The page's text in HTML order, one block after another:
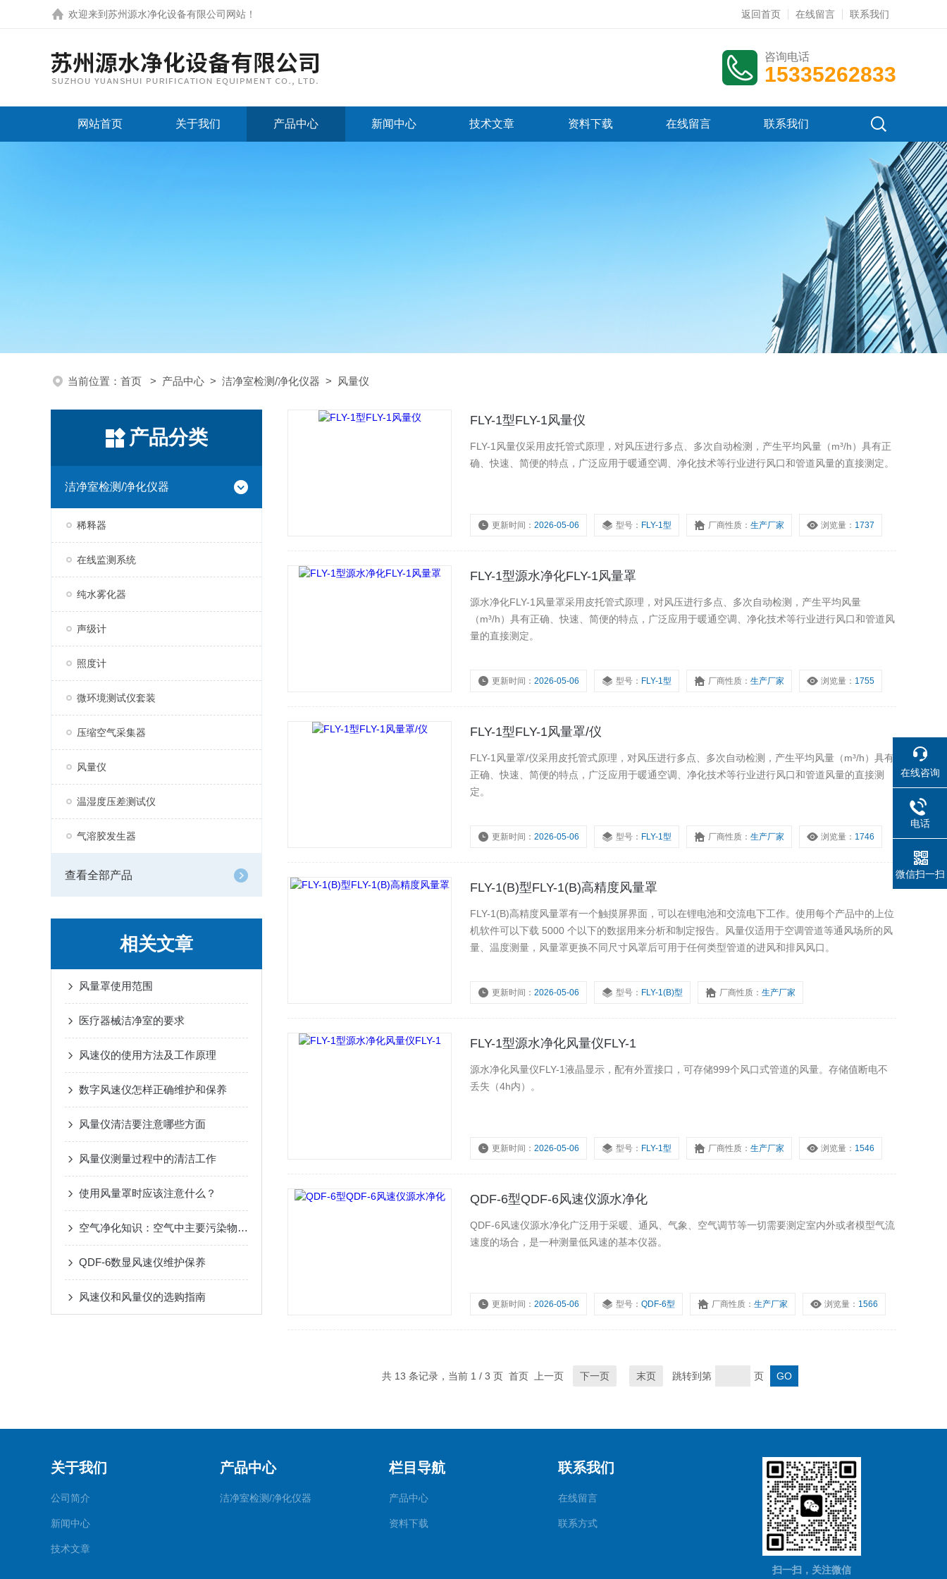
欢迎来到 苏州源水净化设备有限公司网站 ！ 返回首页 在线留言 联系我们
咨询电话
15335262833
网站首页 关于我们 产品中心 新闻中心 技术文章 资料下载 在线留言 联系我们
当前位置： 首页 > 产品中心 > 洁净室检测/净化仪器 > 风量仪
产品分类
洁净室检测/净化仪器
稀释器
在线监测系统
纯水雾化器
声级计
照度计
微环境测试仪套装
压缩空气采集器
风量仪
温湿度压差测试仪
气溶胶发生器
查看全部产品
相关文章
风量罩使用范围
医疗器械洁净室的要求
风速仪的使用方法及工作原理
数字风速仪怎样正确维护和保养
风量仪清洁要注意哪些方面
风量仪测量过程中的清洁工作
使用风量罩时应该注意什么？
空气净化知识：空气中主要污染物有哪些？
QDF-6数显风速仪维护保养
风速仪和风量仪的选购指南
FLY-1型FLY-1风量仪
FLY-1风量仪采用皮托管式原理，对风压进行多点、多次自动检测，产生平均风量（m³/h）具有正
确、快速、简便的特点，广泛应用于暖通空调、净化技术等行业进行风口和管道风量的直接测定。
更新时间：2026-05-06 型号： FLY-1型 厂商性质：生产厂家 浏览量： 1737
FLY-1型源水净化FLY-1风量罩
源水净化FLY-1风量罩采用皮托管式原理，对风压进行多点、多次自动检测，产生平均风量
（m³/h）具有正确、快速、简便的特点，广泛应用于暖通空调、净化技术等行业进行风口和管道风
量的直接测定。
更新时间：2026-05-06 型号： FLY-1型 厂商性质：生产厂家 浏览量： 1755
FLY-1型FLY-1风量罩/仪
FLY-1风量罩/仪采用皮托管式原理，对风压进行多点、多次自动检测，产生平均风量（m³/h）具有
正确、快速、简便的特点，广泛应用于暖通空调、净化技术等行业进行风口和管道风量的直接测
定。
更新时间：2026-05-06 型号： FLY-1型 厂商性质：生产厂家 浏览量： 1746
FLY-1(B)型FLY-1(B)高精度风量罩
FLY-1(B)高精度风量罩有一个触摸屏界面，可以在锂电池和交流电下工作。使用每个产品中的上位
机软件可以下载 5000 个以下的数据用来分析和制定报告。风量仪适用于空调管道等通风场所的风
量、温度测量，风量罩更换不同尺寸风罩后可用于任何类型管道的进风和排风风口。
更新时间：2026-05-06 型号： FLY-1(B)型 厂商性质：生产厂家
FLY-1型源水净化风量仪FLY-1
源水净化风量仪FLY-1液晶显示，配有外置接口，可存储999个风口式管道的风量。存储值断电不
丢失（4h内）。
更新时间：2026-05-06 型号： FLY-1型 厂商性质：生产厂家 浏览量： 1546
QDF-6型QDF-6风速仪源水净化
QDF-6风速仪源水净化广泛用于采暖、通风、气象、空气调节等一切需要测定室内外或者模型气流
速度的场合，是一种测量低风速的基本仪器。
更新时间：2026-05-06 型号：QDF-6型 厂商性质：生产厂家 浏览量： 1566
共 13 条记录，当前 1 / 3 页 首页 上一页 下一页 末页 跳转到第 页
关于我们
公司简介
新闻中心
技术文章
产品中心
洁净室检测/净化仪器
栏目导航
产品中心
资料下载
联系我们
在线留言
联系方式
扫一扫，关注微信
在线咨询
电话
微信扫一扫